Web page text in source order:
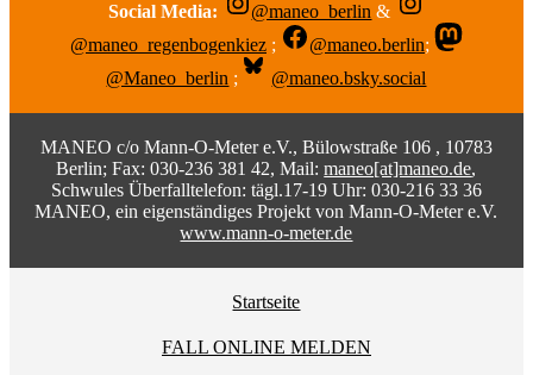
Social Media: @maneo_berlin &
@maneo_regenbogenkiez ; @maneo.berlin;
@Maneo_berlin ; @maneo.bsky.social
MANEO c/o Mann-O-Meter e.V., Bülowstraße 106 , 10783
Berlin; Fax: 030-236 381 42, Mail:maneo[at]maneo.de,
Schwules Überfalltelefon: tägl.17-19 Uhr: 030-216 33 36
MANEO, ein eigenständiges Projekt von Mann-O-Meter e.V.
www.mann-o-meter.de
Startseite
FALL ONLINE MELDEN